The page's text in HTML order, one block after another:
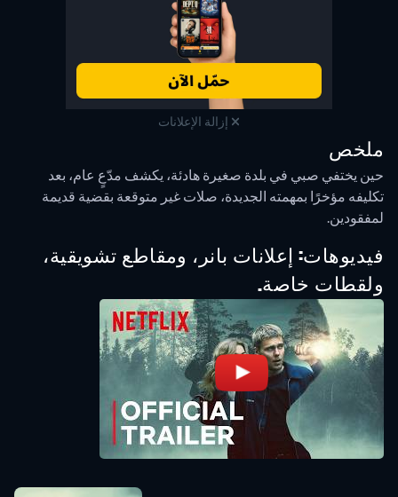
إزالة الإعلانات
ملخص
حين يختفي صبي في بلدة صغيرة هادئة، يكشف مدّعٍ عام، بعد
تكليفه مؤخرًا بمهمته الجديدة، صلات غير متوقعة بقضية قديمة
لمفقودين.
فيديوهات: إعلانات بانر، ومقاطع تشويقية،
ولقطات خاصة.